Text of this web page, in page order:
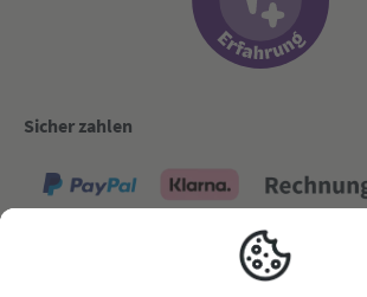
Sicher zahlen